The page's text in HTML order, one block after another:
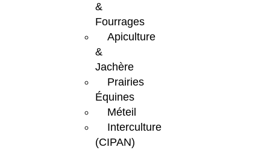
&
Fourrages
Apiculture
&
Jachère
Prairies
Équines
Méteil
Interculture
(CIPAN)